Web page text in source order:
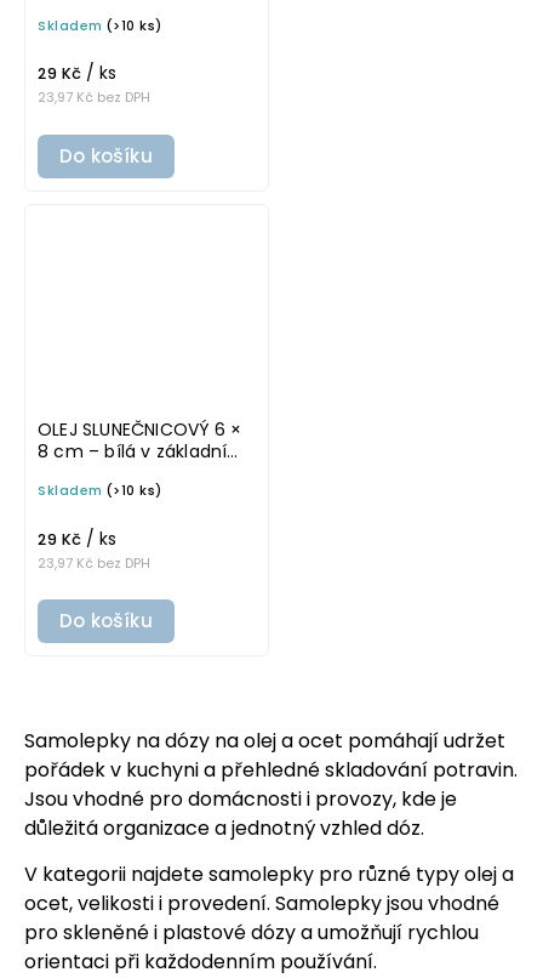
samolepka na
Skladem (>10 ks)
23,97 Kč bez DPH
29 Kč / ks
Do košíku
OLEJ SLUNEČNICOVÝ 6 ×
8 cm – bílá v základním
samolepka na
Skladem (>10 ks)
23,97 Kč bez DPH
29 Kč / ks
Do košíku
Samolepky na dózy na olej a ocet pomáhají udržet
pořádek v kuchyni a přehledné skladování potravin.
Jsou vhodné pro domácnosti i provozy, kde je
důležitá organizace a jednotný vzhled dóz.
V kategorii najdete samolepky pro různé typy olej a
ocet, velikosti i provedení. Samolepky jsou vhodné
pro skleněné i plastové dózy a umožňují rychlou
orientaci při každodenním používání.